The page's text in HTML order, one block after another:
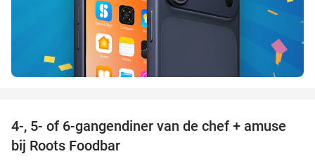
35%
4-, 5- of 6-gangendiner van de chef + amuse
bij Roots Foodbar